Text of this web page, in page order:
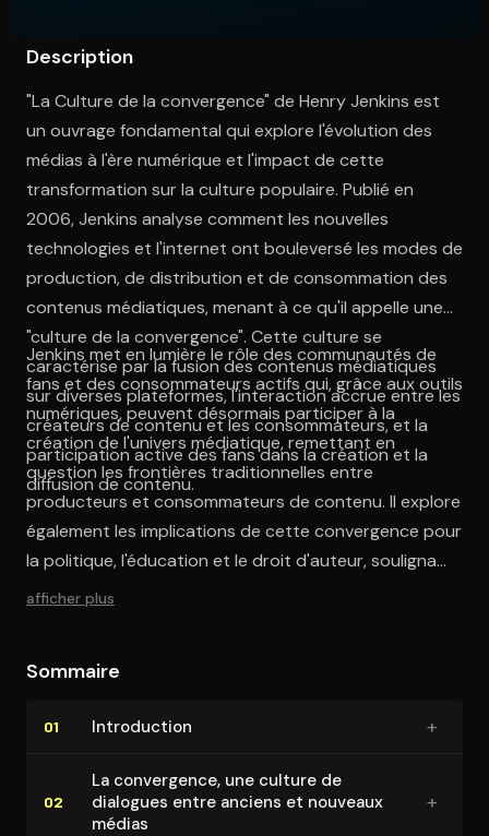
Description
"La Culture de la convergence" de Henry Jenkins est
un ouvrage fondamental qui explore l'évolution des
médias à l'ère numérique et l'impact de cette
transformation sur la culture populaire. Publié en
2006, Jenkins analyse comment les nouvelles
technologies et l'internet ont bouleversé les modes de
production, de distribution et de consommation des
contenus médiatiques, menant à ce qu'il appelle une
"culture de la convergence". Cette culture se
caractérise par la fusion des contenus médiatiques
sur diverses plateformes, l'interaction accrue entre les
créateurs de contenu et les consommateurs, et la
participation active des fans dans la création et la
diffusion de contenu.
Jenkins met en lumière le rôle des communautés de
fans et des consommateurs actifs qui, grâce aux outils
numériques, peuvent désormais participer à la
création de l'univers médiatique, remettant en
question les frontières traditionnelles entre
producteurs et consommateurs de contenu. Il explore
également les implications de cette convergence pour
la politique, l'éducation et le droit d'auteur, soulignant
les défis et les opportunités que présente cette
comprendre les dynamiques complexes des médias
afficher plus
Sommaire
01 In­tro­duc­tion +
02
La convergence, une culture de
dialogues entre anciens et nouveaux
médias
+